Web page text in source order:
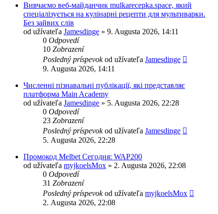
Вивчаємо веб-майданчик mulkarecepka.space, який
спеціалізується на кулінарні рецепти для мультиварки.
Без зайвих слів
od užívateľa Jamesdinge » 9. Augusta 2026, 14:11
0 Odpovedí
10 Zobrazení
Posledný príspevokod užívateľa Jamesdinge
9. Augusta 2026, 14:11
Численні пізнавальні публікації, які представляє
платформа Main Academy
od užívateľa Jamesdinge » 5. Augusta 2026, 22:28
0 Odpovedí
23 Zobrazení
Posledný príspevokod užívateľa Jamesdinge
5. Augusta 2026, 22:28
Промокод Melbet Сегодня: WAP200
od užívateľa myjkoelsMox » 2. Augusta 2026, 22:08
0 Odpovedí
31 Zobrazení
Posledný príspevokod užívateľa myjkoelsMox
2. Augusta 2026, 22:08